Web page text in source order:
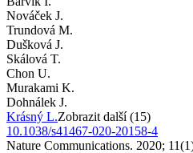
Nováček J.
Trundová M.
Dušková J.
Skálová T.
Chon U.
Murakami K.
Dohnálek J.
Krásný L.Zobrazit další (15)
10.1038/s41467-020-20158-4
Nature Communications. 2020;